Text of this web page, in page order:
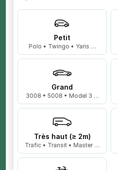
Petit
Polo • Twingo • Yaris …
Grand
3008 • 5008 • Model 3 …
Très haut (≥ 2m)
Trafic • Transit • Master …